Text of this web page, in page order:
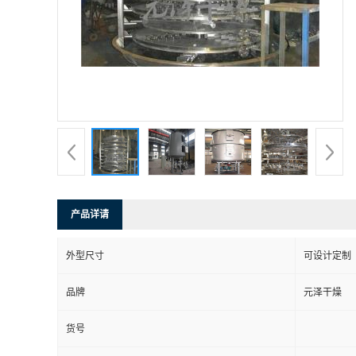
产品详请
外型尺寸 可设计定制
品牌 元泽干燥
货号